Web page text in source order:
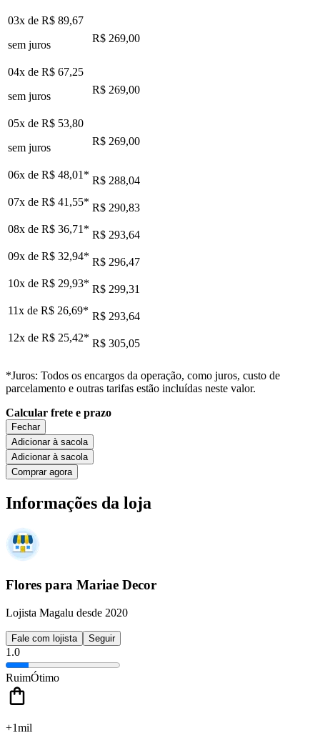
03x de R$ 89,67
sem juros
R$ 269,00
04x de R$ 67,25
sem juros
R$ 269,00
05x de R$ 53,80
sem juros
R$ 269,00
06x de R$ 48,01 * R$ 288,04
07x de R$ 41,55* R$ 290,83
08x de R$ 36,71 * R$ 293,64
09x de R$ 32,94* R$ 296,47
10x de R$ 29,93* R$ 299,31
11x de R$ 26,69* R$ 293,64
12x de R$ 25,42* R$ 305,05
*Juros: Todos os encargos da operação, como juros, custo de
parcelamento e outras tarifas estão incluídas neste valor.
Calcular frete e prazo
Fechar
Adicionar à sacola
Adicionar à sacola
Comprar agora
Informações da loja
Flores para Mariae Decor
Lojista Magalu desde 2020
Fale com lojista Seguir
1.0
RuimÓtimo
+1mil